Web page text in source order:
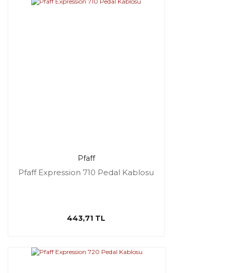
Pfaff
Pfaff Expression 710 Pedal Kablosu
443,71 TL